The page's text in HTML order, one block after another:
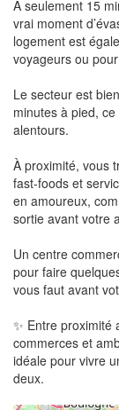
À seulement 15
vrai moment
logement est
voyageurs ou
Le secteur est
minutes à pied,
alentours.
À proximité, vous
fast-foods et
en amoureux,
sortie avant votre
Un centre
pour faire
vous faut avant
✨ Entre proximité
commerces et
idéale pour vivre
deux.